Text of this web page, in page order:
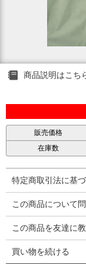
商品説明はこち
販売価格
在庫数
特定商取引法に基
この商品について
この商品を友達に
買い物を続ける